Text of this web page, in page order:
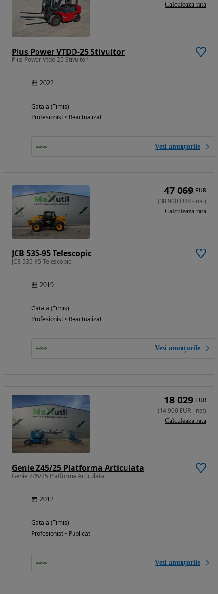
Plus Power VTDD-25 Stivuitor
Plus Power Vtdd-25 Stivuitor
2022
Gataia (Timis)
Profesionist • Reactualizat
Vezi anunțurile
Calculeaza rata
JCB 535-95 Telescopic
JCB 535-95 Telescopic
2019
Gataia (Timis)
Profesionist • Reactualizat
Vezi anunțurile
47 069 EUR
(38 900 EUR- net)
Calculeaza rata
Genie Z45/25 Platforma Articulata
Genie Z45/25 Platforma Articulata
2012
Gataia (Timis)
Profesionist • Publicat
Vezi anunțurile
18 029 EUR
(14 900 EUR- net)
Calculeaza rata